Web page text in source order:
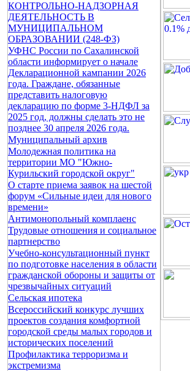
КОНТРОЛЬНО-НАДЗОРНАЯ
ДЕЯТЕЛЬНОСТЬ В
МУНИЦИПАЛЬНОМ
ОБРАЗОВАНИИ (248-ФЗ)
УФНС России по Сахалинской
области информирует о начале
Декларационной кампании 2026
года. Граждане, обязанные
представить налоговую
декларацию по форме 3-НДФЛ за
2025 год, должны сделать это не
позднее 30 апреля 2026 года.
Муниципальный архив
Молодежная политика на
территории МО "Южно-
Курильский городской округ"
О старте приема заявок на шестой
форум «Сильные идеи для нового
времени»
Антимонопольный комплаенс
Трудовые отношения и социальное
партнерство
Учебно-консультационный пункт
по подготовке населения в области
гражданской обороны и защиты от
чрезвычайных ситуаций
Сельская ипотека
Всероссийский конкурс лучших
проектов создания комфортной
городской среды малых городов и
исторических поселений
Профилактика терроризма и
экстремизма